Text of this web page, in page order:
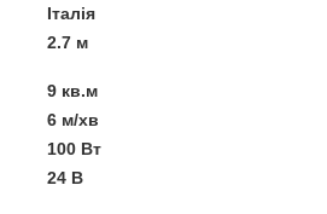
Італія
2.7 м
9 кв.м
6 м/хв
100 Вт
24 В